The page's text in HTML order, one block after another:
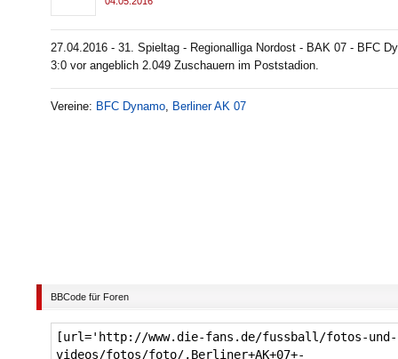
27.04.2016 - 31. Spieltag - Regionalliga Nordost - BAK 07 - BFC
3:0 vor angeblich 2.049 Zuschauern im Poststadion.
Vereine: BFC Dynamo, Berliner AK 07
BBCode für Foren